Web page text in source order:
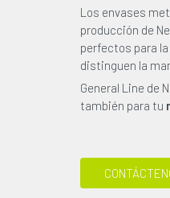
Los envases
producción de
perfectos para
distinguen la
General Line de
también para tu